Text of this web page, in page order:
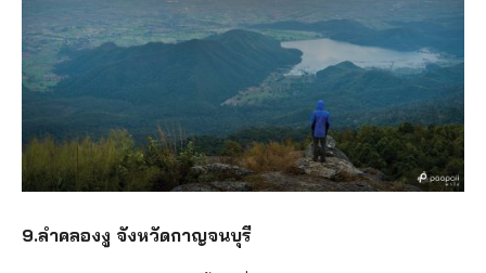
9.ลำคลองงู จังหวัดกาญจนบุรี